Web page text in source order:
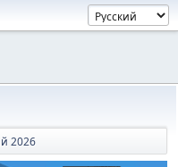
2026